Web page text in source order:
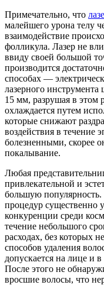
Примечательно, что
малейшего урона телу
взаимодействие
фолликула. Лазер не
ввиду своей большой
производится
способах —
лазерного инструмента
15 мм, разрушая в этом
охлаждается путем
которые снижают
воздействия в течение
болезненными, скорее
покалывание.
Любая
привлекательной и
большую
процедур существенно
конкуренции среди
течение небольшого
расходах, без которых
способов удаления
допускается на лице и
После этого не
вросшие волосы, что